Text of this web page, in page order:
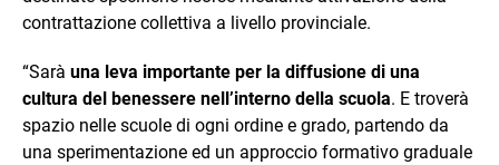
contrattazione collettiva a livello provinciale.
“Sarà una leva importante per la diffusione di una
cultura del benessere nell’interno della scuola. E troverà
spazio nelle scuole di ogni ordine e grado, partendo da
una sperimentazione ed un approccio formativo graduale